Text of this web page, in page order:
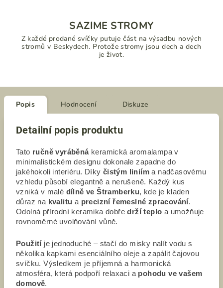
SÁZÍME STROMY
Z každé prodané svíčky putuje část na výsadbu nových
stromů v Beskydech. Protože stromy jsou dech a dech
je život.
Popis Hodnocení Diskuze
Detailní popis produktu
Tato ručně vyráběnákeramická aromalampa v
minimalistickém designu dokonale zapadne do
jakéhokoli interiéru. Díky čistým liniím a nadčasovému
vzhledu působí elegantně a nerušeně. Každý kus
vzniká v malé dílně ve Štramberku, kde je kladen
důraz na kvalitu a precizní řemeslné zpracování.
Odolná přírodní keramika dobředrží teplo a umožňuje
rovnoměrné uvolňování vůně.
Použití je jednoduché – stačí do misky nalít vodu s
několika kapkami esenciálního oleje a zapálit čajovou
svíčku. Výsledkem je příjemná a harmonická
atmosféra, která podpoří relaxaci a pohodu ve vašem
domově.